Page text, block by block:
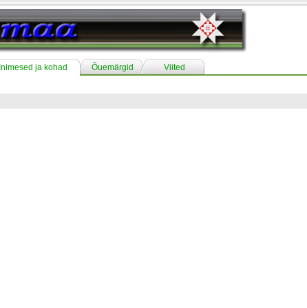
Inimesed ja kohad Õuemärgid Viited